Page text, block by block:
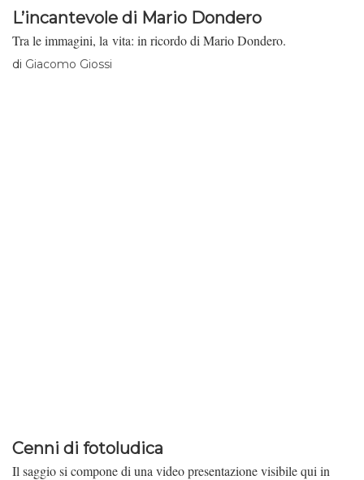
L’incantevole di Mario Dondero
Tra le immagini, la vita: in ricordo di Mario Dondero.
di Giacomo Giossi
Cenni di fotoludica
Il saggio si compone di una video presentazione visibile qui in